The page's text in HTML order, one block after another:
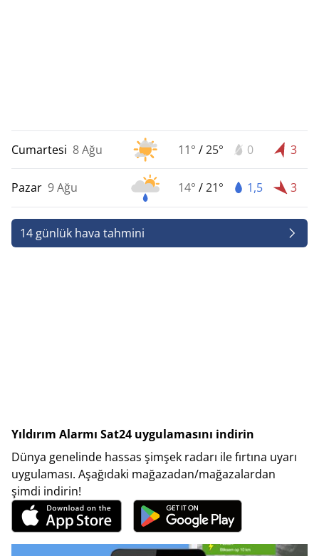
Cumartesi 8 Ağu 11° /25° 0 3
Pazar 9 Ağu 14° /21° 1,5 3
14 günlük hava tahmini
Yıldırım Alarmı Sat24 uygulamasını indirin
Dünya genelinde hassas şimşek radarı ile fırtına uyarı
uygulaması. Aşağıdaki mağazadan/mağazalardan
şimdi indirin!